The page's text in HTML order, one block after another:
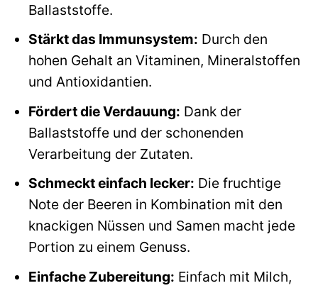
Ballaststoffe.
Stärkt das Immunsystem: Durch den
hohen Gehalt an Vitaminen, Mineralstoffen
und Antioxidantien.
Fördert die Verdauung: Dank der
Ballaststoffe und der schonenden
Verarbeitung der Zutaten.
Schmeckt einfach lecker: Die fruchtige
Note der Beeren in Kombination mit den
knackigen Nüssen und Samen macht jede
Portion zu einem Genuss.
Einfache Zubereitung: Einfach mit Milch,